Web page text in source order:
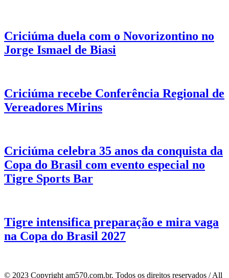
Criciúma duela com o Novorizontino no
Jorge Ismael de Biasi
Criciúma recebe Conferência Regional de
Vereadores Mirins
Criciúma celebra 35 anos da conquista da
Copa do Brasil com evento especial no
Tigre Sports Bar
Tigre intensifica preparação e mira vaga
na Copa do Brasil 2027
© 2023 Copyright am570.com.br. Todos os direitos reservados / All